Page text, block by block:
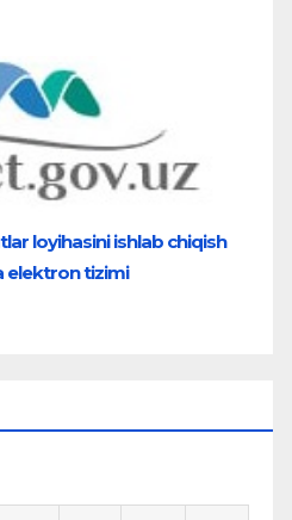
loyihasini ishlab chiqish
elektron tizimi